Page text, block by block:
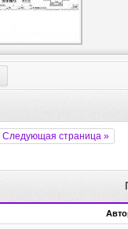
Следующая страница »